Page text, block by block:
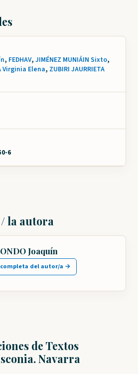
, FEDHAV, JIMÉNEZ MUNIÁIN Sixto,
Virginia Elena, ZUBIRI JAURRIETA
6
la autora
Joaquín
completa del autor/a →
de Textos
Navarra